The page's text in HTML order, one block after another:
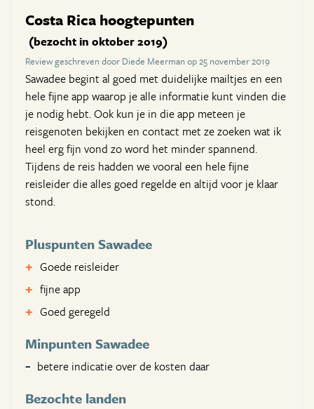
Costa Rica hoogtepunten
(bezocht in oktober 2019)
Review geschreven door Diede Meerman op 25 november 2019
Sawadee begint al goed met duidelijke mailtjes en een
hele fijne app waarop je alle informatie kunt vinden die
je nodig hebt. Ook kun je in die app meteen je
reisgenoten bekijken en contact met ze zoeken wat ik
heel erg fijn vond zo word het minder spannend.
Tijdens de reis hadden we vooral een hele fijne
reisleider die alles goed regelde en altijd voor je klaar
stond.
Pluspunten Sawadee
Goede reisleider
fijne app
Goed geregeld
Minpunten Sawadee
betere indicatie over de kosten daar
Bezochte landen